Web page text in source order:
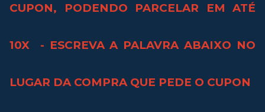
CUPON, PODENDO PARCELAR EM ATÉ
10X - ESCREVA A PALAVRA ABAIXO NO
LUGAR DA COMPRA QUE PEDE O CUPON